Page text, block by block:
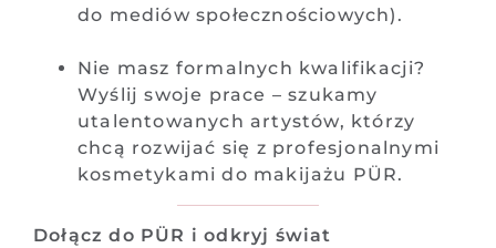
do mediów społecznościowych).
Nie masz formalnych kwalifikacji?
Wyślij swoje prace – szukamy
utalentowanych artystów, którzy
chcą rozwijać się z profesjonalnymi
kosmetykami do makijażu PÜR.
Dołącz do PÜR i odkryj świat